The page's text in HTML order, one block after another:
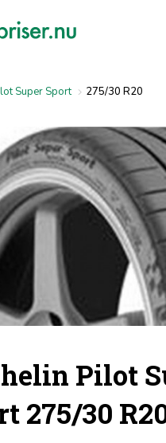
Super Sport 275/30 R20
Pilot
275/30